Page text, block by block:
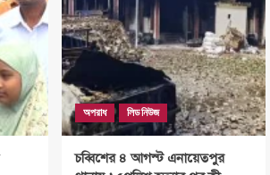
অপরাধ লিড নিউজ
চব্বিশের ৪ আগস্ট এনায়েতপুর